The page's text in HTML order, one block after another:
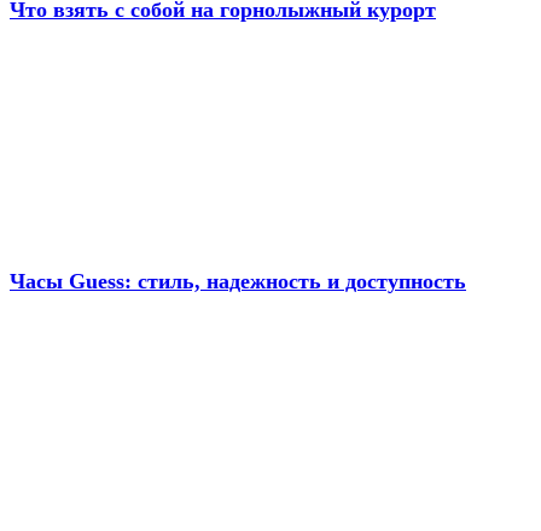
Что взять с собой на горнолыжный курорт
Часы Guess: стиль, надежность и доступность